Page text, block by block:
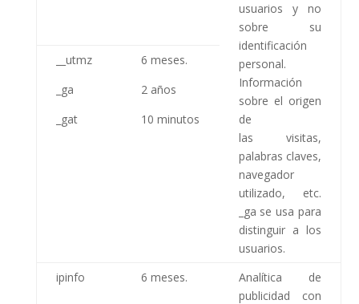
usuarios y no
sobre su
identificación
personal.
Información
sobre el origen
de
las visitas,
palabras claves,
navegador
utilizado, etc.
_ga se usa para
distinguir a los
usuarios.
__utmz
_ga
_gat
6 meses.
2 años
10 minutos
ipinfo 6 meses.
Analítica de
publicidad con